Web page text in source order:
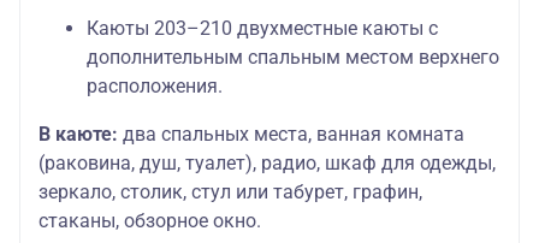
Каюты 203–210 двухместные каюты с
дополнительным спальным местом верхнего
расположения.
В каюте: два спальных места, ванная комната
(раковина, душ, туалет), радио, шкаф для одежды,
зеркало, столик, стул или табурет, графин,
стаканы, обзорное окно.